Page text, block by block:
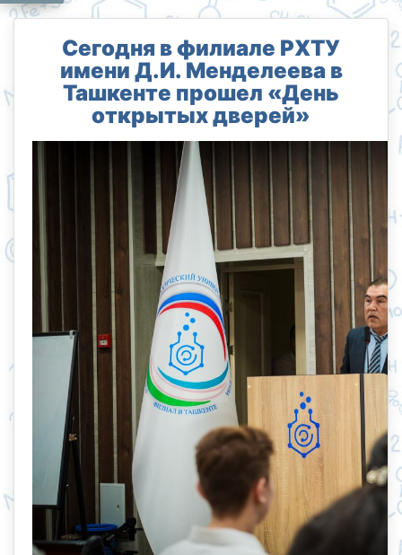
Сегодня в филиале РХТУ
имени Д.И. Менделеева в
Ташкенте прошел «День
открытых дверей»